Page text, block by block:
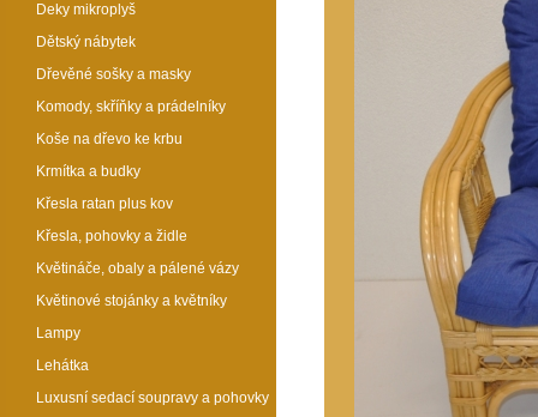
Deky mikroplyš
Dětský nábytek
Dřevěné sošky a masky
Komody, skříňky a prádelníky
Koše na dřevo ke krbu
Krmítka a budky
Křesla ratan plus kov
Křesla, pohovky a židle
Květináče, obaly a pálené vázy
Květinové stojánky a květníky
Lampy
Lehátka
Luxusní sedací soupravy a pohovky